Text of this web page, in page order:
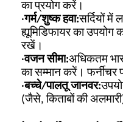
का प्रयोग करें।
·गर्म/शुष्क हवा:सर्दियों
ह्यूमिडिफायर का उपयोग
रखें।
·वजन सीमा:अधिकतम
का सम्मान करें। फर्नीचर
·बच्चे/पालतू जानवर:
(जैसे, किताबों की